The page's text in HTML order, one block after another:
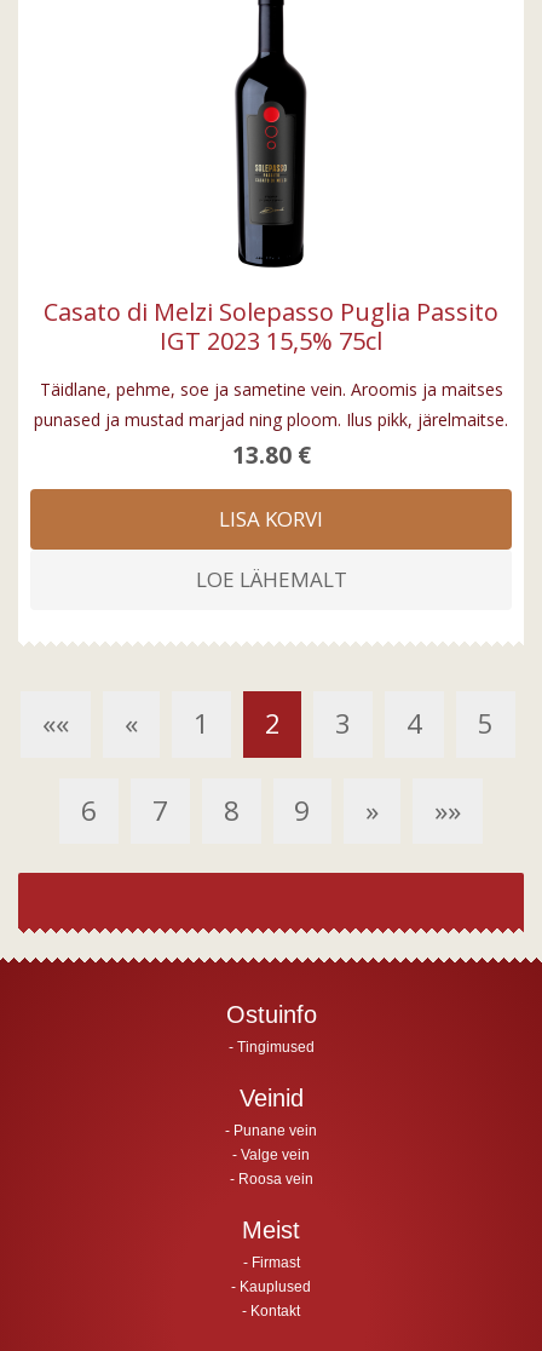
Casato di Melzi Solepasso Puglia Passito
IGT 2023 15,5% 75cl
Täidlane, pehme, soe ja sametine vein. Aroomis ja maitses
punased ja mustad marjad ning ploom. Ilus pikk, järelmaitse.
13.80 €
LISA KORVI
LOE LÄHEMALT
«« « 1 2 3 4 5
6 7 8 9 » »»
Ostuinfo
Tingimused
Veinid
Punane vein
Valge vein
Roosa vein
Meist
Firmast
Kauplused
Kontakt